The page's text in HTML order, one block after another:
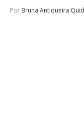
Por Bruna Antiqueira